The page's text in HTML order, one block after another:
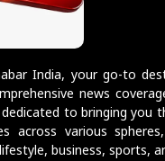
India, your go-to
news
dedicated to bringing you
across various
business, sports,